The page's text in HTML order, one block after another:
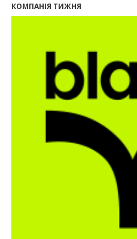
фахівців ринку
для Івано-Франківська
Поліція затримала
квартири у Києві та
млн гривень
Літо вигідних
приміщення зі знижками
Як вибрати кольори для
У Поляниці та
понад 13 млн грн
КОМПАНІЯ ТИЖНЯ